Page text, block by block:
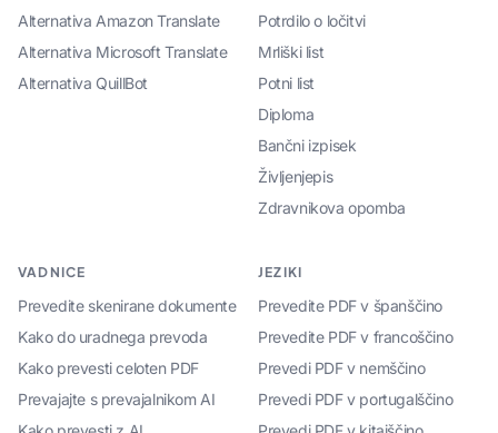
Alternativa Amazon Translate
Alternativa Microsoft Translate
Alternativa QuillBot
Potrdilo o ločitvi
Mrliški list
Potni list
Diploma
Bančni izpisek
Življenjepis
Zdravnikova opomba
VADNICE
Prevedite skenirane dokumente
Kako do uradnega prevoda
Kako prevesti celoten PDF
Prevajajte s prevajalnikom AI
JEZIKI
Prevedite PDF v španščino
Prevedite PDF v francoščino
Prevedi PDF v nemščino
Prevedi PDF v portugalščino